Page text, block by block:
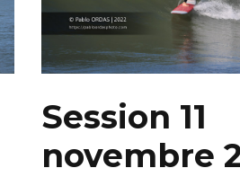
Session 11
novembre